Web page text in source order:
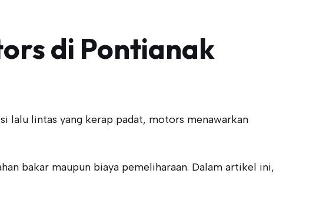
di Pontianak
lalu lintas yang kerap padat, motors menawarkan
bakar maupun biaya pemeliharaan. Dalam artikel ini,